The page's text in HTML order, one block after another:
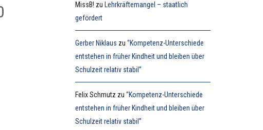
MissB! zu Lehrkräftemangel – staatlich
gefördert
Gerber Niklaus zu“Kompetenz-Unterschiede
entstehen in früher Kindheit und bleiben über
Schulzeit relativ stabil”
Felix Schmutz zu“Kompetenz-Unterschiede
entstehen in früher Kindheit und bleiben über
Schulzeit relativ stabil”